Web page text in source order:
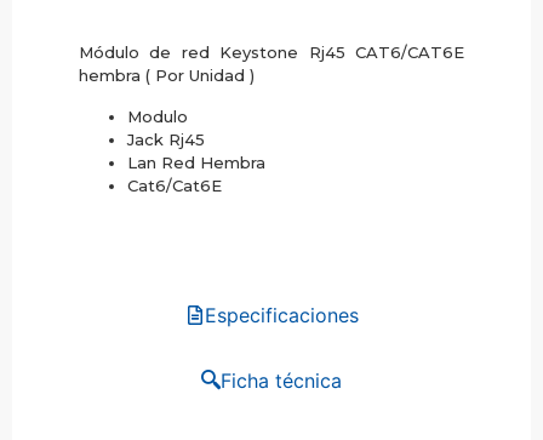
Especificaciones
Ficha técnica
Módulo de red Keystone Rj45 CAT6/CAT6E
hembra ( Por Unidad )
Modulo
Jack Rj45
Lan Red Hembra
Cat6/Cat6E